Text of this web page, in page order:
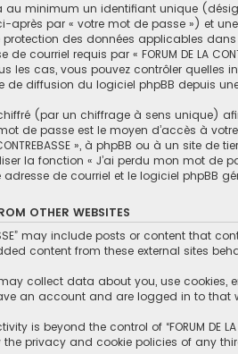
au minimum un identifiant unique
par « votre mot de passe ») et une
des données applicables
courriel requis par « FORUM DE LA
tous les cas, vous pouvez contrôler
de diffusion du logiciel phpBB depuis
(par un chiffrage à sens unique)
de passe est le moyen d’accès à votre
CONTREBASSE », à phpBB ou à un
la fonction « J’ai perdu mon mot de
adresse de courriel et le logiciel phpBB
OTHER WEBSITES
may include posts or content
content from these external sites
collect data about you, use
an account and are logged in to that
is beyond the control of “FORUM DE
the privacy and cookie policies of any